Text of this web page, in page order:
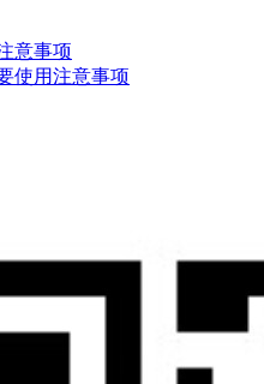
意事项
使用注意事项